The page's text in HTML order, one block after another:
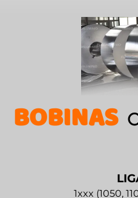
BOBINAS
1xxx (1050,